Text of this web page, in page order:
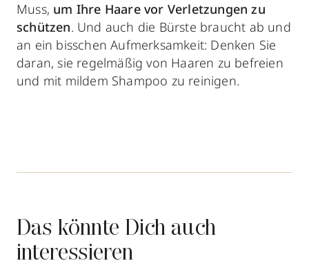
Muss, um Ihre Haare vor Verletzungen zu
schützen. Und auch die Bürste braucht ab und
an ein bisschen Aufmerksamkeit: Denken Sie
daran, sie regelmäßig von Haaren zu befreien
und mit mildem Shampoo zu reinigen.
Das könnte Dich auch
interessieren